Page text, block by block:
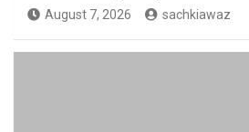
August 7, 2026 sachkiawaz